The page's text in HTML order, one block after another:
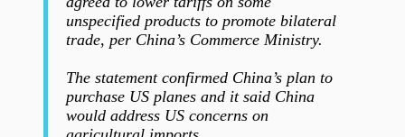
unspecified products to promote bilateral
trade, per China’s Commerce Ministry.
The statement confirmed China’s plan to
purchase US planes and it said China
would address US concerns on